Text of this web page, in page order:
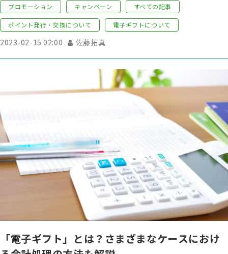
プロモーション キャンペーン すべての記事
ポイント発行・交換について 電子ギフトについて
2023-02-15 02:00 佐藤拓真
「電子ギフト」とは？さまざまなケースにおけ